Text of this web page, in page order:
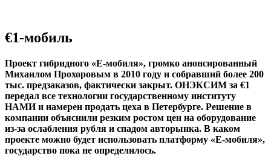
€1-мобиль
Проект гибридного «Е-мобиля», громко анонсированный
Михаилом Прохоровым в 2010 году и собравший более 200
тыс. предзаказов, фактически закрыт. ОНЭКСИМ за €1
передал все технологии государственному институту
НАМИ и намерен продать цеха в Петербурге. Решение в
компании объяснили резким ростом цен на оборудование
из-за ослабления рубля и спадом авторынка. В каком
проекте можно будет использовать платформу «Е-мобиля»,
государство пока не определилось.